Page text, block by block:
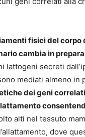
fisici del corpo
cambia in
lattogeni secreti
mediati almeno in
dei geni
alti nel tessuto
dove